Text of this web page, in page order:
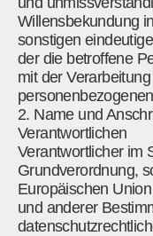
Willensbekundung
sonstigen
der die betroffene
mit der
2. Name und
Verantwortlichen
Verantwortlicher im
Grundverordnung,
Europäischen
und anderer